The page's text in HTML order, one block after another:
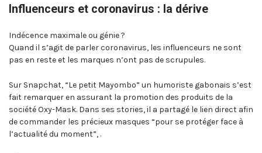
Influenceurs et coronavirus : la dérive
Indécence maximale ou génie ?
Quand il s’agit de parler coronavirus, les influenceurs ne sont
pas en reste et les marques n’ont pas de scrupules.
Sur Snapchat, “Le petit Mayombo” un humoriste gabonais s’est
fait remarquer en assurant la promotion des produits de la
société Oxy-Mask. Dans ses stories, il a partagé le lien direct afin
de commander les précieux masques “pour se protéger face à
l’actualité du moment”, .